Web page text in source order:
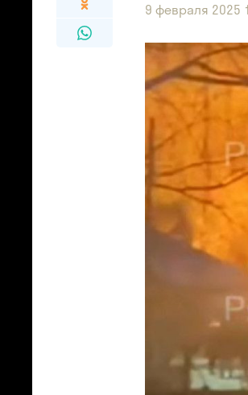
9 февраля 2025